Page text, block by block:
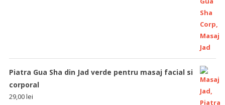
Piatra Gua Sha din Jad verde pentru masaj facial si
corporal
29,00lei